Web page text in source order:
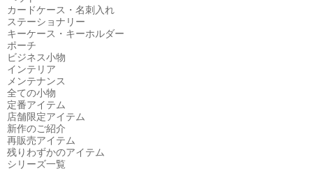
カードケース・名刺入れ
ステーショナリー
キーケース・キーホルダー
ポーチ
ビジネス小物
インテリア
メンテナンス
全ての小物
定番アイテム
店舗限定アイテム
新作のご紹介
再販売アイテム
残りわずかのアイテム
シリーズ一覧